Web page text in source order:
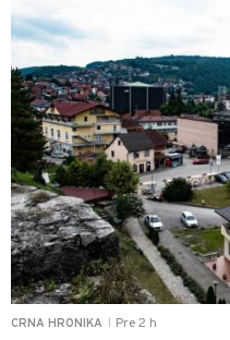
CRNA HRONIKA Pre 2 h